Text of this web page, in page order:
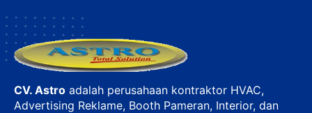
CV. Astro adalah perusahaan kontraktor HVAC,
Advertising Reklame, Booth Pameran, Interior, dan